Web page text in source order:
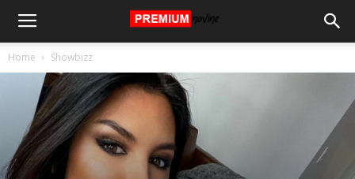
Home Showbizz